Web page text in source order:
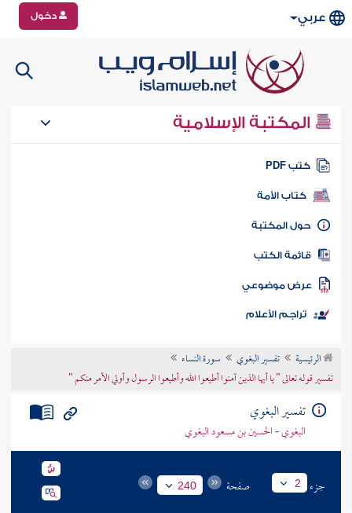
عربي دخول
المكتبة الإسلامية
كتب PDF
كتاب الأمة
المكتبة
الكتب
موضوعي
تراجم الأعلام
الرئيسية تفسير البغوي
سورة النساء
تفسير قوله تعالى " يا أيها الذين آمنوا أطيعوا الله وأطيعوا الرسول وأولي الأمر منكم "
تفسير البغوي
البغوي - الحسين بن مسعود البغوي
جزء 2 صفحة 240